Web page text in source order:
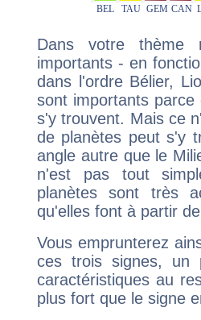
Dans votre thème
importants - en
dans l'ordre Bélier,
sont importants parce
s'y trouvent. Mais ce
de planètes peut s'y
angle autre que le
n'est pas tout
planètes sont très
qu'elles font à partir
Vous emprunterez
ces trois signes, un
caractéristiques au
plus fort que le signe